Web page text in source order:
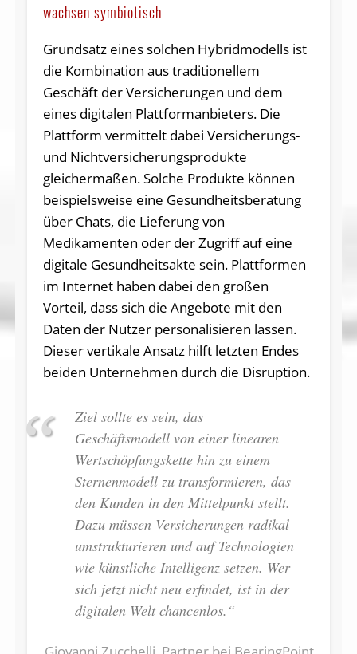
wachsen symbiotisch
Grundsatz eines solchen Hybridmodells ist
die Kombination aus traditionellem
Geschäft der Versicherungen und dem
eines digitalen Plattformanbieters. Die
Plattform vermittelt dabei Versicherungs-
und Nichtversicherungsprodukte
gleichermaßen. Solche Produkte können
beispielsweise eine Gesundheitsberatung
über Chats, die Lieferung von
Medikamenten oder der Zugriff auf eine
digitale Gesundheitsakte sein. Plattformen
im Internet haben dabei den großen
Vorteil, dass sich die Angebote mit den
Daten der Nutzer personalisieren lassen.
Dieser vertikale Ansatz hilft letzten Endes
beiden Unternehmen durch die Disruption.
Ziel sollte es sein, das
Geschäftsmodell von einer linearen
Wertschöpfungskette hin zu einem
Sternenmodell zu transformieren, das
den Kunden in den Mittelpunkt stellt.
Dazu müssen Versicherungen radikal
umstrukturieren und auf Technologien
wie künstliche Intelligenz setzen. Wer
sich jetzt nicht neu erfindet, ist in der
digitalen Welt chancenlos.“